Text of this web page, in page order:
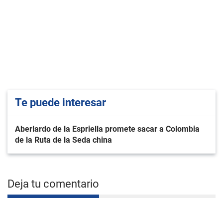
Te puede interesar
Aberlardo de la Espriella promete sacar a Colombia
de la Ruta de la Seda china
Deja tu comentario